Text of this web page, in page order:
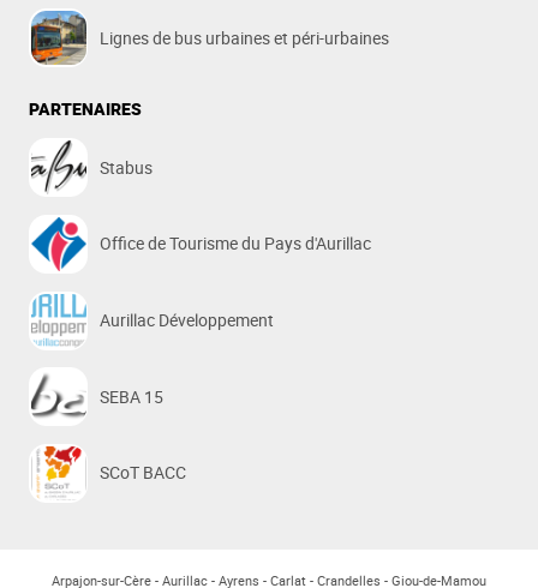
Lignes de bus urbaines et péri-urbaines
PARTENAIRES
Stabus
Office de Tourisme du Pays d'Aurillac
Aurillac Développement
SEBA 15
SCoT BACC
Arpajon-sur-Cère Aurillac Ayrens Carlat Crandelles Giou-de-Mamou